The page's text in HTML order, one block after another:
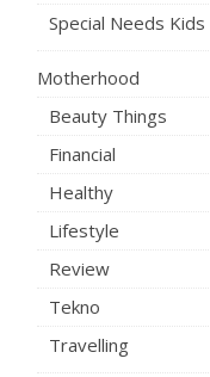
Special Needs Kids
Motherhood
Beauty Things
Financial
Healthy
Lifestyle
Review
Tekno
Travelling